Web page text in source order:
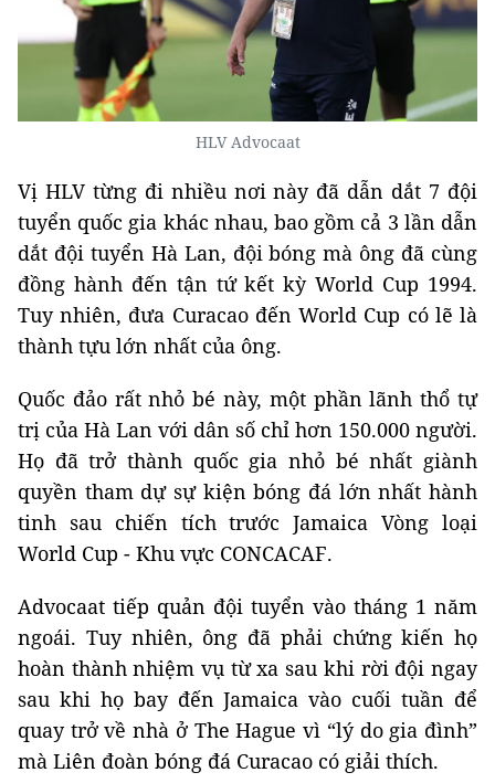
HLV Advocaat
Vị HLV từng đi nhiều nơi này đã dẫn dắt 7 đội
tuyển quốc gia khác nhau, bao gồm cả 3 lần dẫn
dắt đội tuyển Hà Lan, đội bóng mà ông đã cùng
đồng hành đến tận tứ kết kỳ World Cup 1994.
Tuy nhiên, đưa Curacao đến World Cup có lẽ là
thành tựu lớn nhất của ông.
Quốc đảo rất nhỏ bé này, một phần lãnh thổ tự
trị của Hà Lan với dân số chỉ hơn 150.000 người.
Họ đã trở thành quốc gia nhỏ bé nhất giành
quyền tham dự sự kiện bóng đá lớn nhất hành
tinh sau chiến tích trước Jamaica Vòng loại
World Cup - Khu vực CONCACAF.
Advocaat tiếp quản đội tuyển vào tháng 1 năm
ngoái. Tuy nhiên, ông đã phải chứng kiến ​​họ
hoàn thành nhiệm vụ từ xa sau khi rời đội ngay
sau khi họ bay đến Jamaica vào cuối tuần để
quay trở về nhà ở The Hague vì “lý do gia đình”
mà Liên đoàn bóng đá Curacao có giải thích.